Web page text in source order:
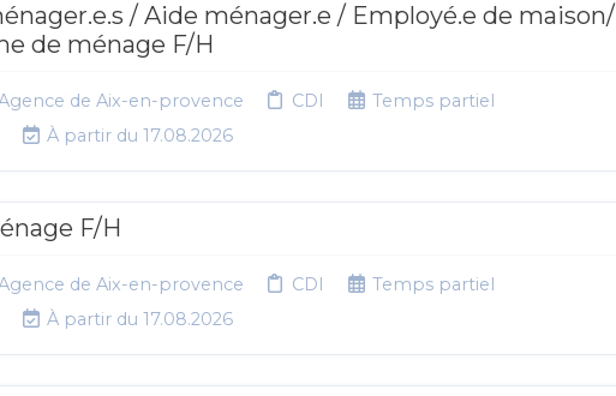
/ Aide ménager.e / Employé.e de maison/
de ménage F/H
Agence de Aix-en-provence CDI
Temps partiel
À partir du 17.08.2026
F/H
Agence de Aix-en-provence CDI
Temps partiel
À partir du 17.08.2026